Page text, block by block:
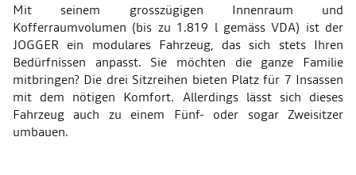
Mit seinem grosszügigen Innenraum und
Kofferraumvolumen (bis zu 1.819 l gemäss VDA) ist der
JOGGER ein modulares Fahrzeug, das sich stets Ihren
Bedürfnissen anpasst. Sie möchten die ganze Familie
mitbringen? Die drei Sitzreihen bieten Platz für 7 Insassen
mit dem nötigen Komfort. Allerdings lässt sich dieses
Fahrzeug auch zu einem Fünf- oder sogar Zweisitzer
umbauen.